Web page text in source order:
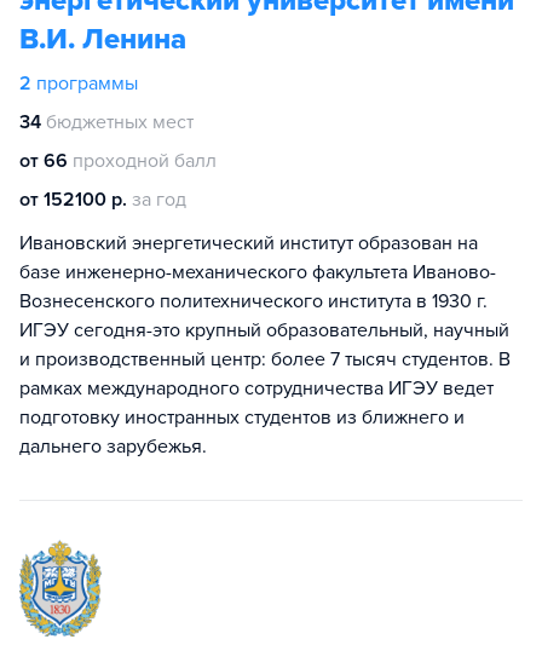
В.И. Ленина
2 программы
34 бюджетных мест
от 66 проходной балл
от 152100 р. за год
Ивановский энергетический институт образован на
базе инженерно-механического факультета Иваново-
Вознесенского политехнического института в 1930 г.
ИГЭУ сегодня-это крупный образовательный, научный
и производственный центр: более 7 тысяч студентов. В
рамках международного сотрудничества ИГЭУ ведет
подготовку иностранных студентов из ближнего и
дальнего зарубежья.